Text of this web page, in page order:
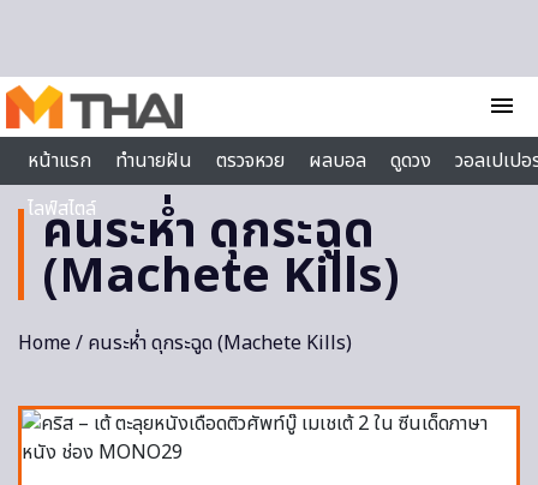
menu
หน้าแรก
ทำนายฝัน ตรวจหวย ผลบอล ดูดวง
วอลเปเป
ไลฟ์สไตล์
คนระห่ำ ดุกระฉูด
(Machete Kills)
Home/ คนระห่ำ ดุกระฉูด (Machete Kills)